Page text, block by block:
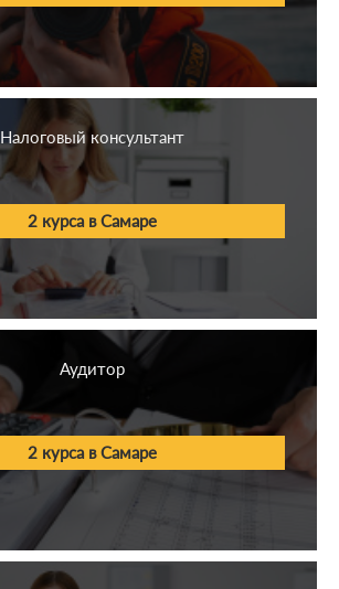
Налоговый консультант
2 курса в Самаре
Аудитор
2 курса в Самаре